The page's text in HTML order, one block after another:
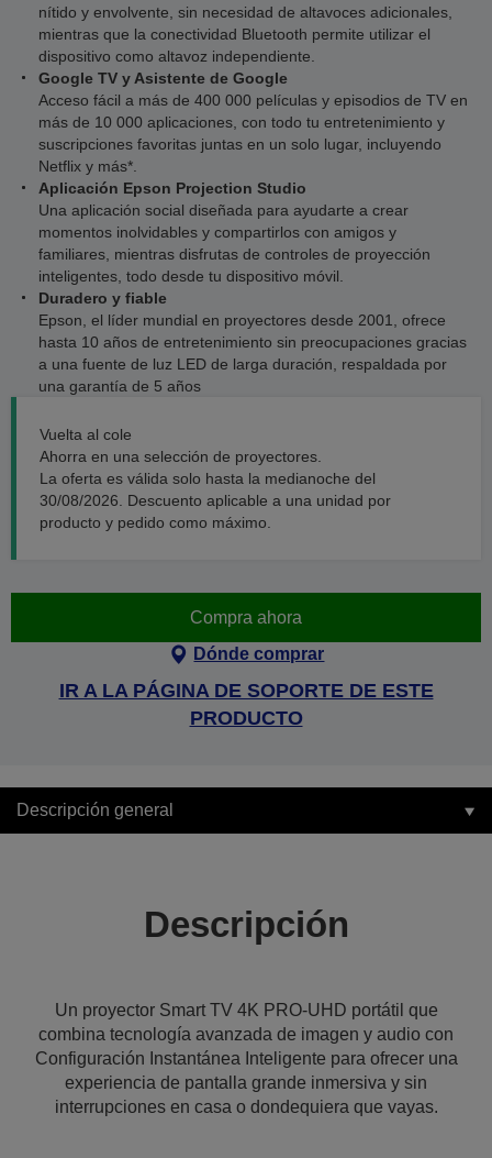
nítido y envolvente, sin necesidad de altavoces adicionales,
mientras que la conectividad Bluetooth permite utilizar el
dispositivo como altavoz independiente.
Google TV y Asistente de Google
Acceso fácil a más de 400 000 películas y episodios de TV en
más de 10 000 aplicaciones, con todo tu entretenimiento y
suscripciones favoritas juntas en un solo lugar, incluyendo
Netflix y más*.
Aplicación Epson Projection Studio
Una aplicación social diseñada para ayudarte a crear
momentos inolvidables y compartirlos con amigos y
familiares, mientras disfrutas de controles de proyección
inteligentes, todo desde tu dispositivo móvil.
Duradero y fiable
Epson, el líder mundial en proyectores desde 2001, ofrece
hasta 10 años de entretenimiento sin preocupaciones gracias
a una fuente de luz LED de larga duración, respaldada por
una garantía de 5 años
Vuelta al cole
Ahorra en una selección de proyectores.
La oferta es válida solo hasta la medianoche del
30/08/2026. Descuento aplicable a una unidad por
producto y pedido como máximo.
Compra ahora
Dónde comprar
IR A LA PÁGINA DE SOPORTE DE ESTE
PRODUCTO
Descripción general
Descripción
Un proyector Smart TV 4K PRO-UHD portátil que
combina tecnología avanzada de imagen y audio con
Configuración Instantánea Inteligente para ofrecer una
experiencia de pantalla grande inmersiva y sin
interrupciones en casa o dondequiera que vayas.